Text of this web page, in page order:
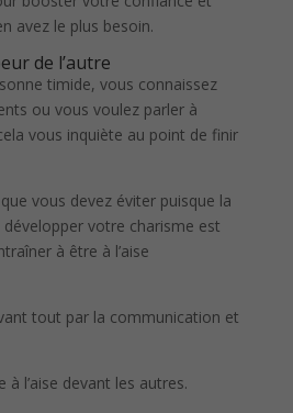
avez le plus besoin.
de l’autre
timide, vous connaissez
ou vous voulez parler à
vous inquiète au point de finir
vous devez éviter puisque la
votre charisme est
à être à l’aise
tout par la communication et
à l’aise devant les autres.